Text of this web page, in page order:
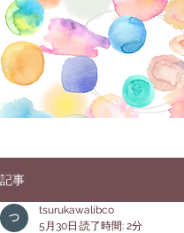
記事
tsurukawalibco
5月30日 読了時間: 2分